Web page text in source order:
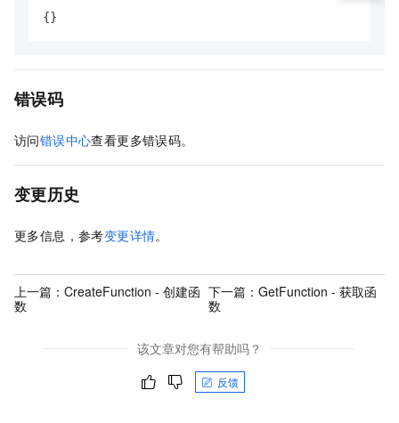
{}
错误码
访问错误中心查看更多错误码。
变更历史
更多信息，参考变更详情。
上一篇： CreateFunction - 创建函
数
下一篇： GetFunction - 获取函
数
该文章对您有帮助吗？
反馈